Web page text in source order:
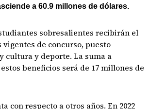
a 60.9 millones de dólares.
sobresalientes recibirán el
vigentes de concurso, puesto
cultura y deporte. La suma a
beneficios será de 17 millones de
con respecto a otros años. En 2022